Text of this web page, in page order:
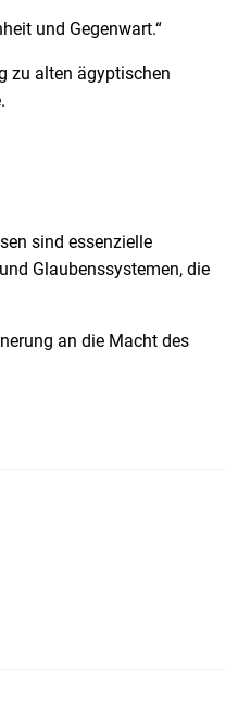
und Gegenwart.“
zu alten ägyptischen
sind essenzielle
Glaubenssystemen, die
an die Macht des